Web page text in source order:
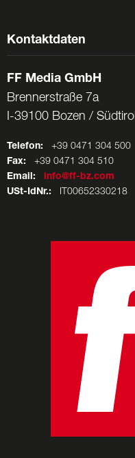
Kontaktdaten
FF Media GmbH
Brennerstraße 7a
I-39100 Bozen / Südtirol
Telefon: +39 0471 304 500
Fax: +39 0471 304 510
Email:
info@ff-bz.com
USt-IdNr.: IT00652330218